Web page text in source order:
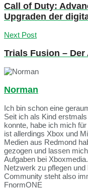
Call of Duty:
Upgraden der
Next Post
Trials Fusion –
Norman
Ich bin schon eine
Seit ich als Kind
konnte, habe ich mich
ist allerdings Xbox und
Medien aus Redmond
gezogen und lassen
Aufgaben bei
Netzwerk zu pflegen
Community steht also
FnormONE